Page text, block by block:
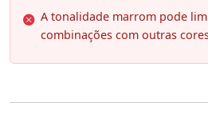
A tonalidade marrom pode
combinações com outras